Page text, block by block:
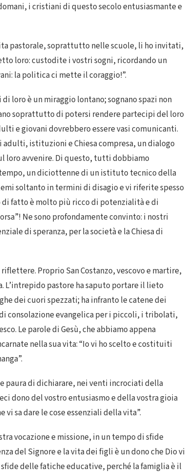
i cristiani di questo secolo entusiasmante e
pastorale, soprattutto nelle scuole, li ho invitati,
loro: custodite i vostri sogni, ricordando un
la politica ci mette il coraggio!”.
loro è un miraggio lontano; sognano spazi non
soprattutto di potersi rendere partecipi del loro
e giovani dovrebbero essere vasi comunicanti.
adulti, istituzioni e Chiesa compresa, un dialogo
loro avvenire. Di questo, tutti dobbiamo
un diciottenne di un istituto tecnico della
soltanto in termini di disagio e vi riferite spesso
di fatto è molto più ricco di potenzialità e di
Ne sono profondamente convinto: i nostri
di speranza, per la società e la Chiesa di
Proprio San Costanzo, vescovo e martire,
L’intrepido pastore ha saputo portare il lieto
dei cuori spezzati; ha infranto le catene dei
consolazione evangelica per i piccoli, i tribolati,
Le parole di Gesù, che abbiamo appena
nella sua vita: “Io vi ho scelto e costituiti
paura di dichiarare, nei venti incrociati della
dono del vostro entusiasmo e della vostra gioia
vi sa dare le cose essenziali della vita”.
vocazione e missione, in un tempo di sfide
del Signore e la vita dei figli è un dono che Dio vi
delle fatiche educative, perché la famiglia è il